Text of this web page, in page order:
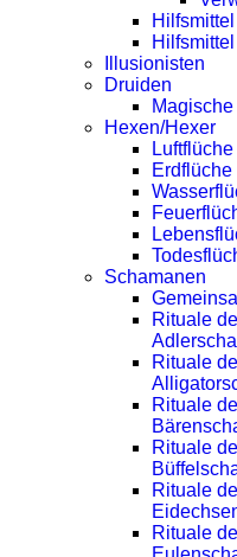
Illusionisten
Druiden
Hexen/Hexer
Luftflüche
Erdflüche
Schamanen
Rituale
Rituale
Rituale
Rituale
Rituale
Rituale